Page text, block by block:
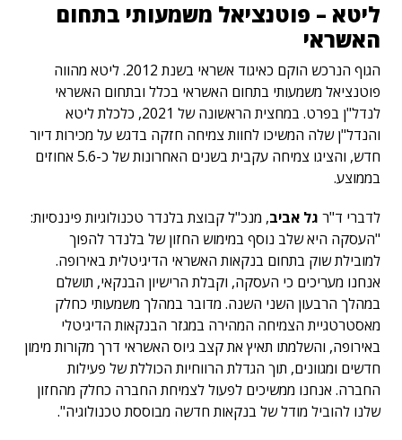
ליטא – פוטנציאל משמעותי בתחום
האשראי
הגוף הנרכש הוקם כאיגוד אשראי בשנת 2012. ליטא מהווה
פוטנציאל משמעותי בתחום האשראי בכלל ובתחום האשראי
לנדל"ן בפרט. במחצית הראשונה של 2021, כלכלת ליטא
והנדל"ן שלה המשיכו לחוות צמיחה חזקה בדגש על מכירות דיור
חדש, והציגו צמיחה עקבית בשנים האחרונות של כ-5.6 אחוזים
בממוצע.
לדברי ד"ר גל אביב, מנכ"ל קבוצת בלנדר טכנולוגיות פיננסיות:
"העסקה היא שלב נוסף במימוש החזון של בלנדר להפוך
למובילת שוק בתחום בנקאות האשראי הדיגיטלית באירופה.
אנחנו מעריכים כי העסקה, וקבלת הרישיון הבנקאי, תושלם
במהלך הרבעון השני השנה. מדובר במהלך משמעותי כחלק
מאסטרטגיית הצמיחה המהירה במגזר הבנקאות הדיגיטלי
באירופה, והשלמתו תאיץ את קצב גיוס האשראי דרך מקורות מימון
חדשים ומגוונים, תוך הגדלת הרווחיות הכוללת של פעילות
החברה. אנחנו ממשיכים לפעול לצמיחת החברה כחלק מהחזון
שלנו להוביל מודל של בנקאות חדשה מבוססת טכנולוגיה".